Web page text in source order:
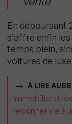
En déboursant
s’offre enfin
temps plein,
voitures de
À LIRE AUSSI
Immobilier
redonner vie à